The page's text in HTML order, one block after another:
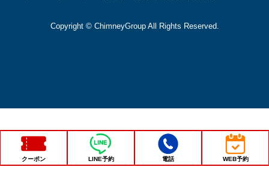
Copyright © ChimneyGroup All Rights Reserved.
クーポン LINE予約 電話 WEB予約